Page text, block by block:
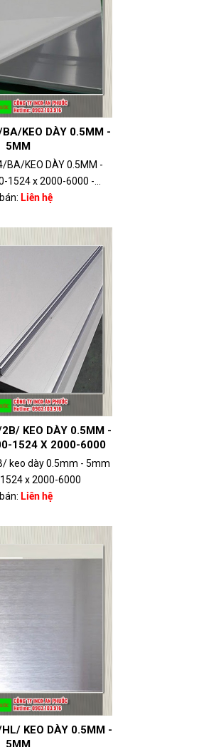
KEO DÀY 0.5MM -
5MM
BA/KEO DÀY 0.5MM -
1524 x 2000-6000 -...
Liên hệ
KEO DÀY 0.5MM -
1524 X 2000-6000
keo dày 0.5mm - 5mm
x 2000-6000
Liên hệ
KEO DÀY 0.5MM -
5MM